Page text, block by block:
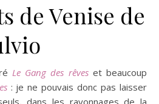
de Venise de
Le Gang des rêveset beaucoup
: je ne pouvais donc pas laisser
dans les rayonnages de la